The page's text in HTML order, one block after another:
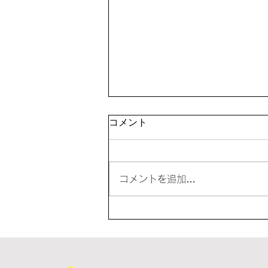
「夏休み教室」を開催
コメント
コメントを追加…